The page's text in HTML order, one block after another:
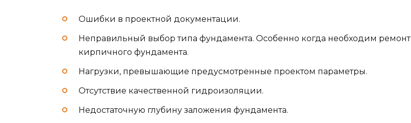
Ошибки в проектной документации.
Неправильный выбор типа фундамента. Особенно когда необходим ремонт
кирпичного фундамента.
Нагрузки, превышающие предусмотренные проектом параметры.
Отсутствие качественной гидроизоляции.
Недостаточную глубину заложения фундамента.